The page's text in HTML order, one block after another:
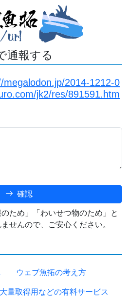
通報する
megalodon.jp/2014-1212-0
jk2/res/891591.htm
確認
ため」「わいせつ物のため」と
せんので、ご安心ください。
ウェブ魚拓の考え方
量取得用などの有料サービス